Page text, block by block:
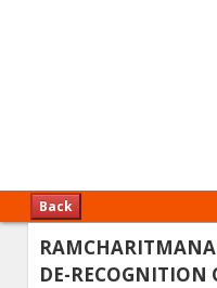
Back
DE-RECOGNITION